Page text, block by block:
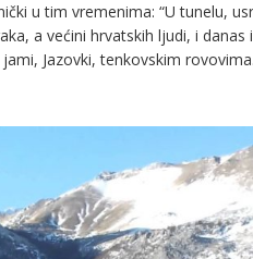
u tim vremenima: “U tunelu,
a većini hrvatskih ljudi, i danas
Jazovki, tenkovskim